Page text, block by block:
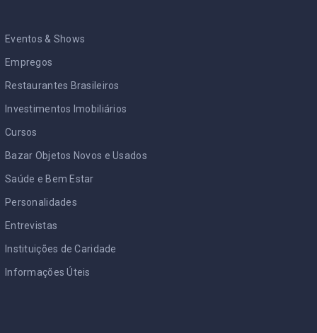
Eventos & Shows
Empregos
Restaurantes Brasileiros
Investimentos Imobiliários
Cursos
Bazar Objetos Novos e Usados
Saúde e Bem Estar
Personalidades
Entrevistas
Instituições de Caridade
Informações Úteis